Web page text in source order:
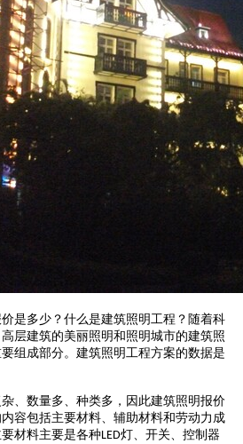
多少？什么是建筑照明工程？随着科
高层建筑的美丽照明和照明城市的建筑照
组成部分。建筑照明工程方案的数据是
、数量多、种类多，因此建筑照明报价
内容包括主要材料、辅助材料和劳动力成
要材料主要是各种LED灯、开关、控制器